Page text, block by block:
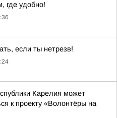
где удобно!
если ты нетрезв!
Карелия может
к проекту «Волонтёры на